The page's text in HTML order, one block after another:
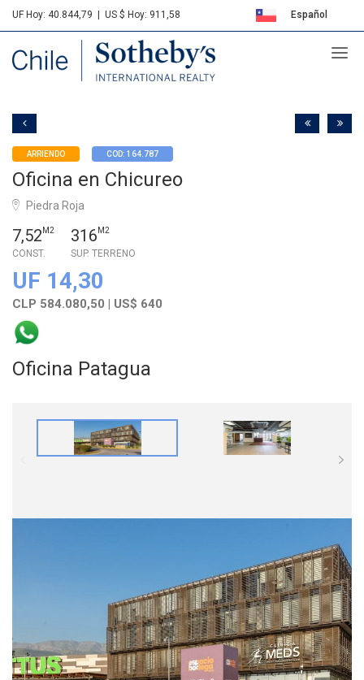
UF Hoy: 40.844,79 US $ Hoy: 911,58 Español
Sotheby's
ARRIENDO COD: 164.787
Oficina en Chicureo
Piedra Roja
7,52 M2
CONST.
316 M2
SUP. TERRENO
UF 14,30
CLP 584.080,50 | US$ 640
Oficina Patagua